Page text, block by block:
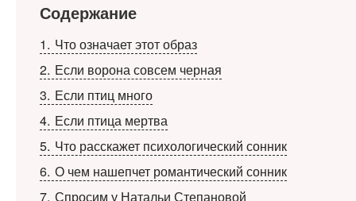
Содержание
1
Что означает этот образ
2 Если ворона совсем черная
3 Если птиц много
4 Если птица мертва
5 Что расскажет психологический сонник
6 О чем нашепчет романтический сонник
7 Спросим у Натальи Степановой